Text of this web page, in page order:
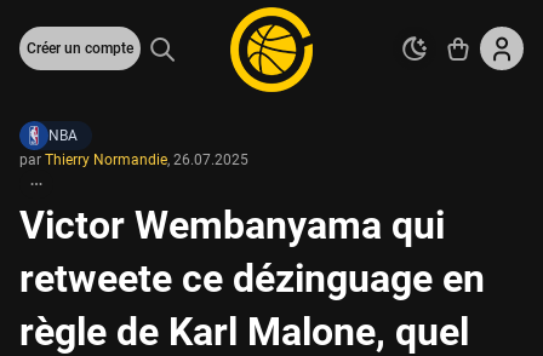
Créer un compte
NBA
par Thierry Normandie, 26.07.2025
Victor Wembanyama qui
retweete ce dézinguage en
règle de Karl Malone, quel